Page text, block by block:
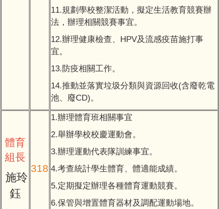
11.規劃學校整潔活動，擬定生活教育競賽辦
法，辦理相關競賽事宜。
12.辦理健康檢查、HPV及流感疫苗施打事
宜。
13.防疫相關工作。
14.推動並落實垃圾分類與資源回收(含廢乾電
池、廢CD)。
體育
組長
施玲
鈺
318
1.辦理體育班相關事宜
2.舉辦學校校慶運動會。
3.辦理運動代表隊訓練事宜。
4.考查統計學生體育、體適能成績。
5.定期擬定辦理各種體育運動競賽。
6.保管與增置體育器材及調配運動場地。